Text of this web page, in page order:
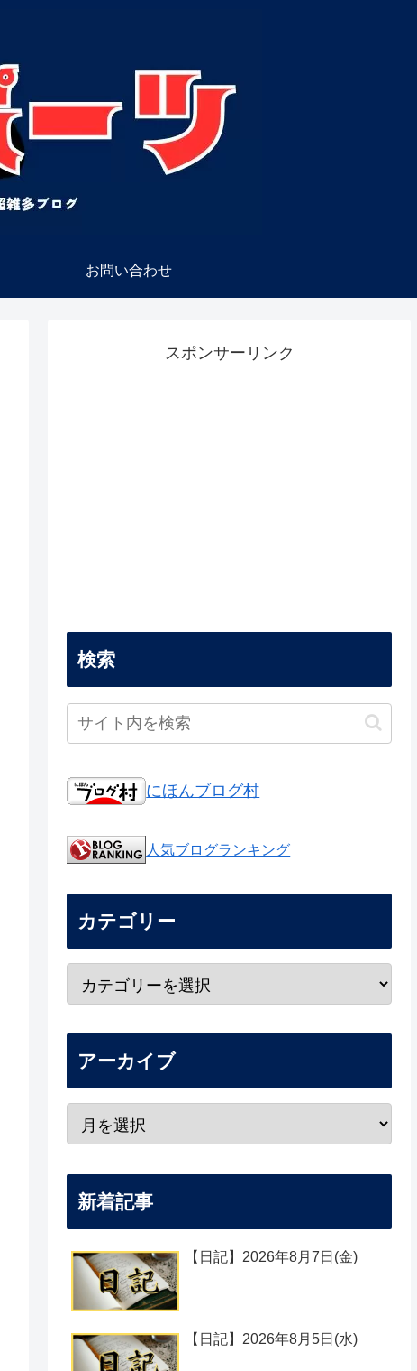
お問い合わせ
スポンサーリンク
検索
にほんブログ村
人気ブログランキング
カテゴリー
アーカイブ
新着記事
【日記】2026年8月7日(金)
【日記】2026年8月5日(水)